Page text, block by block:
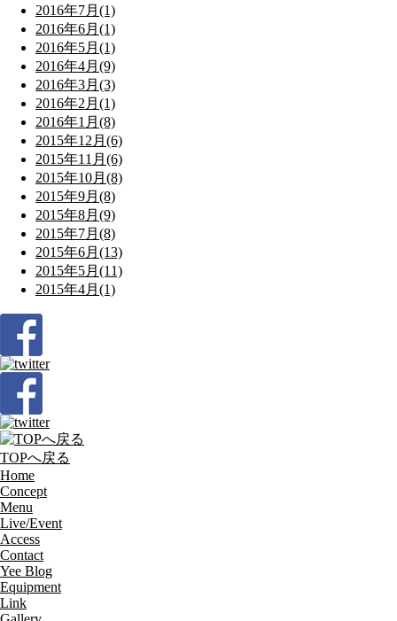
2016年7月(1)
2016年6月(1)
2016年5月(1)
2016年4月(9)
2016年3月(3)
2016年2月(1)
2016年1月(8)
2015年12月(6)
2015年11月(6)
2015年10月(8)
2015年9月(8)
2015年8月(9)
2015年7月(8)
2015年6月(13)
2015年5月(11)
2015年4月(1)
TOPへ戻る
Home
Concept
Menu
Live/Event
Access
Contact
Yee Blog
Equipment
Link